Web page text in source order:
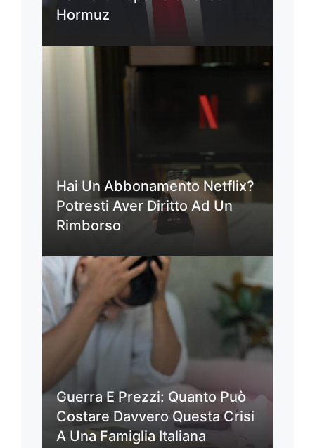
Hormuz
Hai Un Abbonamento Netflix?
Potresti Aver Diritto Ad Un
Rimborso
Guerra E Prezzi: Quanto Può
Costare Davvero Questa Crisi
A Una Famiglia Italiana